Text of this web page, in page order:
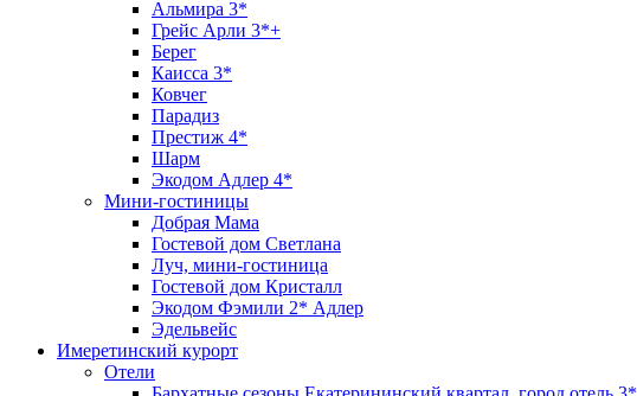
Альмира 3*
Грейс Арли 3*+
Берег
Каисса 3*
Ковчег
Парадиз
Престиж 4*
Шарм
Экодом Адлер 4*
Мини-гостиницы
Добрая Мама
Гостевой дом Светлана
Луч, мини-гостиница
Гостевой дом Кристалл
Экодом Фэмили 2* Адлер
Эдельвейс
Имеретинский курорт
Отели